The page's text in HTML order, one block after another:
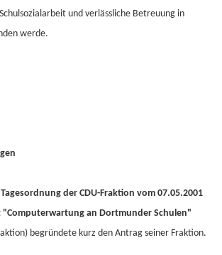
und verlässliche Betreuung in
werde.
der CDU-Fraktion vom 07.05.2001
"Computerwartung an Dortmunder Schulen"
begründete kurz den Antrag seiner Fraktion.